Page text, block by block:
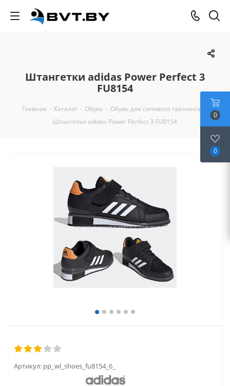
Штангетки adidas Power Perfect 3
FU8154
Главная - Каталог - Обувь - Обувь для силового тренинга
Штангетки adidas Power Perfect 3 FU8154
Артикул: pp_wl_shoes_fu8154_6_
0
0